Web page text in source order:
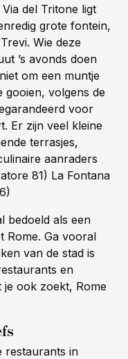
del Tritone ligt
grote fontein,
Wie deze
’s avonds doen
om een muntje
volgens de
voor
Er zijn veel kleine
terrasjes,
aanraders
81) La Fontana
bedoeld als een
Rome. Ga vooral
van de stad is
en
je ook zoekt, Rome
restaurants in